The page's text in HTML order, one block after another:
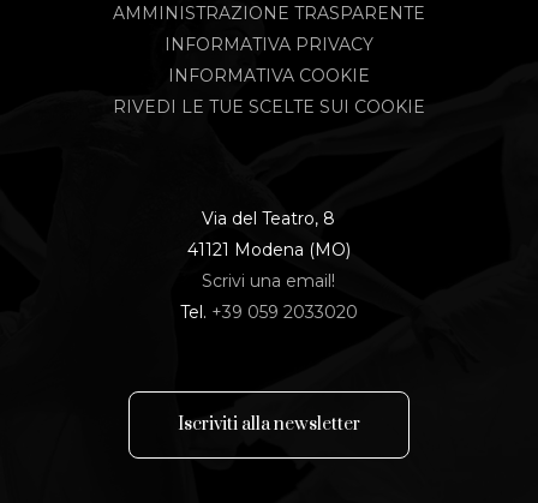
AMMINISTRAZIONE TRASPARENTE
INFORMATIVA PRIVACY
INFORMATIVA COOKIE
RIVEDI LE TUE SCELTE SUI COOKIE
Via del Teatro, 8
41121 Modena (MO)
Scrivi una email!
Tel. +39 059 2033020
Iscriviti allanewsletter